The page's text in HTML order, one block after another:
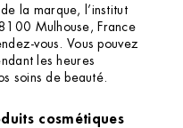
la marque, l’institut
Mulhouse, France
vous. Vous pouvez
les heures
soins de beauté.
cosmétiques